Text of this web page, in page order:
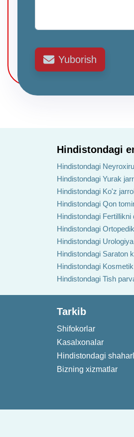
Yuborish
Hindistondagi
Hindistondagi
Hindistondagi Yurak
Hindistondagi Ko'z
Hindistondagi Qon
Hindistondagi
Hindistondagi
Hindistondagi
Hindistondagi Saraton
Hindistondagi
Hindistondagi Tish
Tarkib
Shifokorlar
Kasalxonalar
Hindistondagi
Bizning xizmatlar